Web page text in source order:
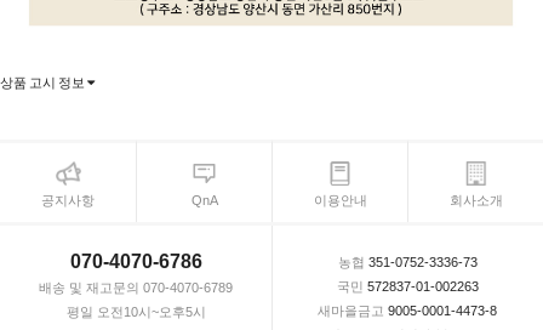
상품 고시 정보
공지사항 QnA 이용안내 회사소개
070-4070-6786
배송 및 재고문의 070-4070-6789
평일 오전10시~오후5시
농협 351-0752-3336-73
국민 572837-01-002263
새마을금고 9005-0001-4473-8